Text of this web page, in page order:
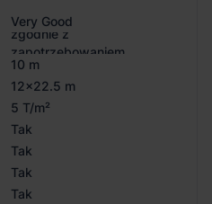
Very Good
zgodnie z
zapotrzebowaniem
10 m
12x22.5 m
5 T/m²
Tak
Tak
Tak
Tak